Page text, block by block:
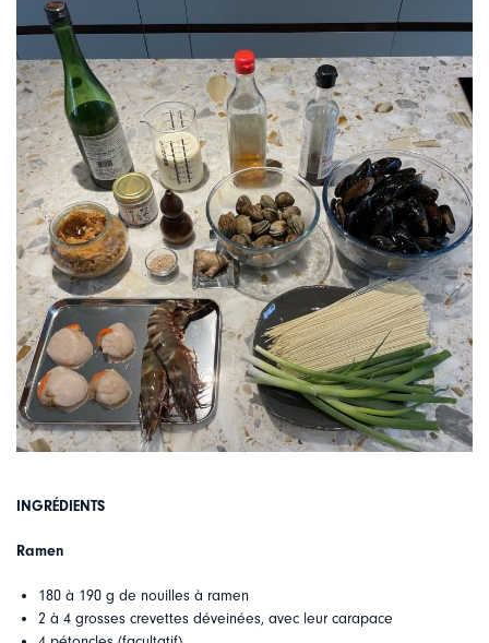
INGRÉDIENTS
Ramen
180 à 190 g de nouilles à ramen
2 à 4 grosses crevettes déveinées, avec leur carapace